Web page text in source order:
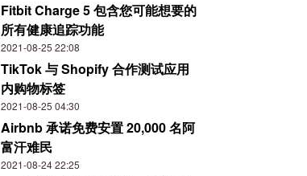
Fitbit Charge 5 包含您可能想要的
所有健康追踪功能
2021-08-25 22:08
TikTok 与 Shopify 合作测试应用
内购物标签
2021-08-25 04:30
Airbnb 承诺免费安置 20,000 名阿
富汗难民
2021-08-24 22:25